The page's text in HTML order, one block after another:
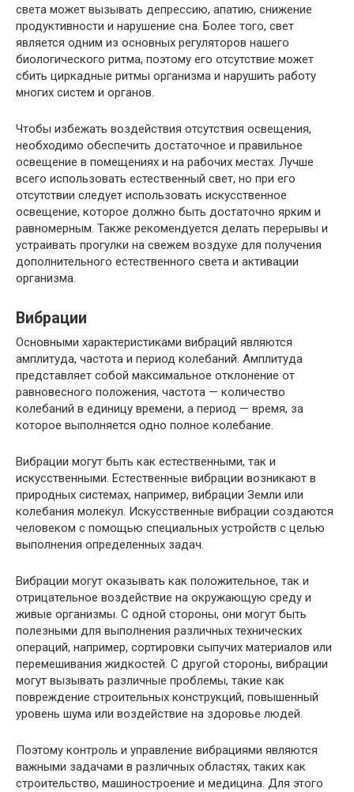
света может вызывать депрессию, апатию, снижение
продуктивности и нарушение сна. Более того, свет
является одним из основных регуляторов нашего
биологического ритма, поэтому его отсутствие может
сбить циркадные ритмы организма и нарушить работу
многих систем и органов.
Чтобы избежать воздействия отсутствия освещения,
необходимо обеспечить достаточное и правильное
освещение в помещениях и на рабочих местах. Лучше
всего использовать естественный свет, но при его
отсутствии следует использовать искусственное
освещение, которое должно быть достаточно ярким и
равномерным. Также рекомендуется делать перерывы и
устраивать прогулки на свежем воздухе для получения
дополнительного естественного света и активации
организма.
Вибрации
Основными характеристиками вибраций являются
амплитуда, частота и период колебаний. Амплитуда
представляет собой максимальное отклонение от
равновесного положения, частота — количество
колебаний в единицу времени, а период — время, за
которое выполняется одно полное колебание.
Вибрации могут быть как естественными, так и
искусственными. Естественные вибрации возникают в
природных системах, например, вибрации Земли или
колебания молекул. Искусственные вибрации создаются
человеком с помощью специальных устройств с целью
выполнения определенных задач.
Вибрации могут оказывать как положительное, так и
отрицательное воздействие на окружающую среду и
живые организмы. С одной стороны, они могут быть
полезными для выполнения различных технических
операций, например, сортировки сыпучих материалов или
перемешивания жидкостей. С другой стороны, вибрации
могут вызывать различные проблемы, такие как
повреждение строительных конструкций, повышенный
уровень шума или воздействие на здоровье людей.
Поэтому контроль и управление вибрациями являются
важными задачами в различных областях, таких как
строительство, машиностроение и медицина. Для этого